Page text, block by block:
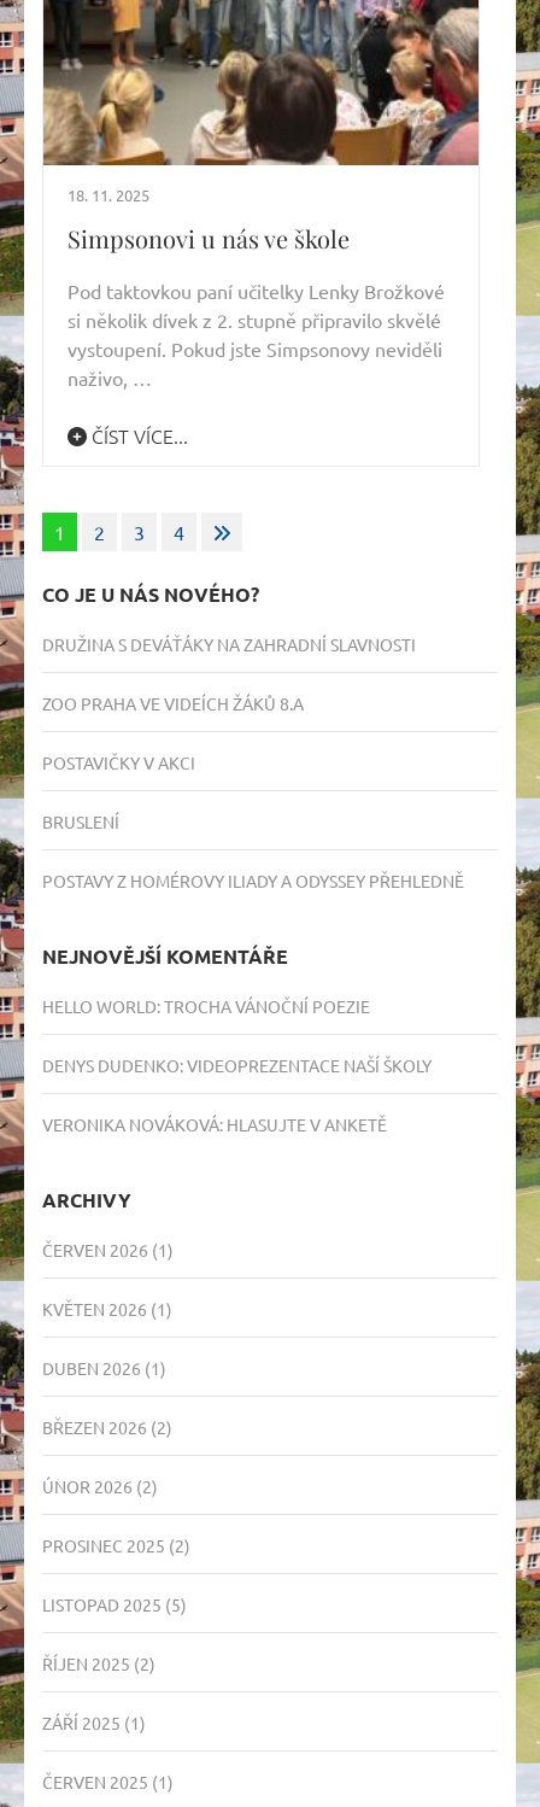
18. 11. 2025
Simpsonovi u nás ve škole
Pod taktovkou paní učitelky Lenky Brožkové
si několik dívek z 2. stupně připravilo skvělé
vystoupení. Pokud jste Simpsonovy neviděli
naživo, …
ČÍST VÍCE...
Stránkování
příspěvků
1 2 3 4
CO JE U NÁS NOVÉHO?
DRUŽINA S DEVÁŤÁKY NA ZAHRADNÍ SLAVNOSTI
ZOO PRAHA VE VIDEÍCH ŽÁKŮ 8.A
POSTAVIČKY V AKCI
BRUSLENÍ
POSTAVY Z HOMÉROVY ILIADY A ODYSSEY PŘEHLEDNĚ
NEJNOVĚJŠÍ KOMENTÁŘE
HELLO WORLD:TROCHA VÁNOČNÍ POEZIE
DENYS DUDENKO:VIDEOPREZENTACE NAŠÍ ŠKOLY
VERONIKA NOVÁKOVÁ: HLASUJTE V ANKETĚ
ARCHIVY
ČERVEN 2026 (1)
KVĚTEN 2026 (1)
DUBEN 2026 (1)
BŘEZEN 2026 (2)
ÚNOR 2026 (2)
PROSINEC 2025 (2)
LISTOPAD 2025 (5)
ŘÍJEN 2025 (2)
ZÁŘÍ 2025 (1)
ČERVEN 2025 (1)